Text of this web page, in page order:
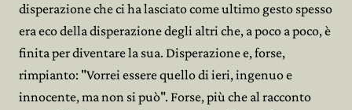
disperazione che ci ha lasciato come ultimo gesto spesso
era eco della disperazione degli altri che, a poco a poco, è
finita per diventare la sua. Disperazione e, forse,
rimpianto: "Vorrei essere quello di ieri, ingenuo e
innocente, ma non si può". Forse, più che al racconto